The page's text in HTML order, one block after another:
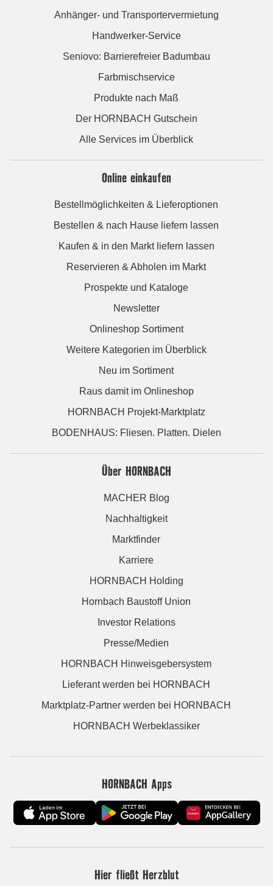
Anhänger- und Transportervermietung
Handwerker-Service
Seniovo: Barrierefreier Badumbau
Farbmischservice
Produkte nach Maß
Der HORNBACH Gutschein
Alle Services im Überblick
Online einkaufen
Bestellmöglichkeiten & Lieferoptionen
Bestellen & nach Hause liefern lassen
Kaufen & in den Markt liefern lassen
Reservieren & Abholen im Markt
Prospekte und Kataloge
Newsletter
Onlineshop Sortiment
Weitere Kategorien im Überblick
Neu im Sortiment
Raus damit im Onlineshop
HORNBACH Projekt-Marktplatz
BODENHAUS: Fliesen. Platten. Dielen
Über HORNBACH
MACHER Blog
Nachhaltigkeit
Marktfinder
Karriere
HORNBACH Holding
Hornbach Baustoff Union
Investor Relations
Presse/Medien
HORNBACH Hinweisgebersystem
Lieferant werden bei HORNBACH
Marktplatz-Partner werden bei HORNBACH
HORNBACH Werbeklassiker
HORNBACH Apps
Hier fließt Herzblut